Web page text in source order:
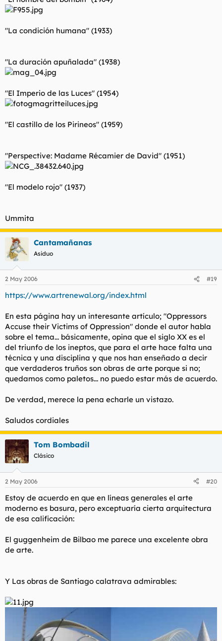
"La condición humana" (1933)
"La duración apuñalada" (1938)
"El Imperio de las Luces" (1954)
"El castillo de los Pirineos" (1959)
"Perspective: Madame Récamier de David" (1951)
"El modelo rojo" (1937)
Ummita
Cantamañanas
Asiduo
2 May 2006 #19
https://www.artrenewal.org/index.html
En esta página hay un interesante artículo; "Oppressors
Accuse their Victims of Oppression" donde el autor habla
sobre el tema... básicamente, opina que el siglo XX es el
del triunfo de los ineptos, que para el arte hace falta una
técnica y una disciplina y que nos han enseñado a decir
que verdaderos truños son obras de arte porque si no;
quedamos como paletos... no puedo estar más de acuerdo.
De verdad, merece la pena echarle un vistazo.
Saludos cordiales
Tom Bombadil
Clásico
2 May 2006 #20
Estoy de acuerdo en que en líneas generales el arte
moderno es basura, pero exceptuaría cierta arquitectura
de esa calificación:
El guggenheim de Bilbao me parece una excelente obra
de arte.
Y Las obras de Santiago calatrava admirables: